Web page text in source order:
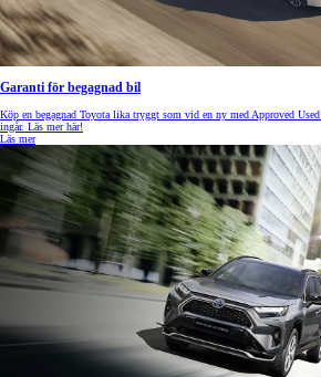
Garanti för begagnad bil
Köp en begagnad Toyota lika tryggt som vid en ny med Approved
ingår. Läs mer här!
Läs mer